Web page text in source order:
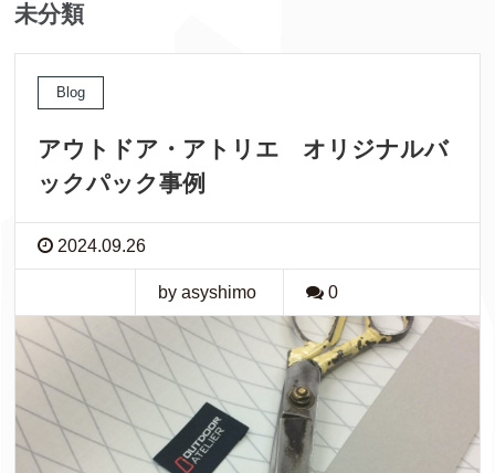
未分類
Blog
アウトドア・アトリエ オリジナルバ
ックパック事例
2024.09.26
by asyshimo 0